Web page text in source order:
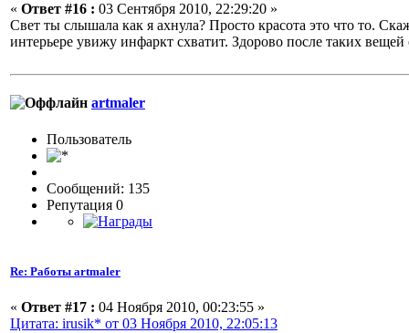
« Ответ #16 : 03 Сентября 2010, 22:29:20 »
Свет ты слышала как я ахнула? Просто красота это что то.
интерьере увижу инфаркт схватит. Здорово после таких
artmaler
Пользовaтeль
Сообщений: 135
Репутация 0
Re: Работы artmaler
« Ответ #17 : 04 Ноября 2010, 00:23:55 »
Цитата: irusik* от 03 Ноября 2010, 22:05:13